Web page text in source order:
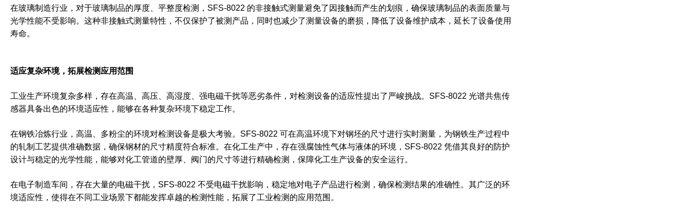
在玻璃制造行业，对于玻璃制品的厚度、平整度检测，SFS-8022 的非接触式测量避免了因接触而产生的划痕，确保玻璃制品的表面质量与
光学性能不受影响。这种非接触式测量特性，不仅保护了被测产品，同时也减少了测量设备的磨损，降低了设备维护成本，延长了设备使用
寿命。
适应复杂环境，拓展检测应用范围
工业生产环境复杂多样，存在高温、高压、高湿度、强电磁干扰等恶劣条件，对检测设备的适应性提出了严峻挑战。SFS-8022 光谱共焦传
感器具备出色的环境适应性，能够在各种复杂环境下稳定工作。
在钢铁冶炼行业，高温、多粉尘的环境对检测设备是极大考验。SFS-8022 可在高温环境下对钢坯的尺寸进行实时测量，为钢铁生产过程中
的轧制工艺提供准确数据，确保钢材的尺寸精度符合标准。在化工生产中，存在强腐蚀性气体与液体的环境，SFS-8022 凭借其良好的防护
设计与稳定的光学性能，能够对化工管道的壁厚、阀门的尺寸等进行精确检测，保障化工生产设备的安全运行。
在电子制造车间，存在大量的电磁干扰，SFS-8022 不受电磁干扰影响，稳定地对电子产品进行检测，确保检测结果的准确性。其广泛的环
境适应性，使得在不同工业场景下都能发挥卓越的检测性能，拓展了工业检测的应用范围。